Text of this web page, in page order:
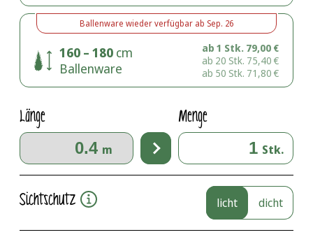
Ballenware wieder verfügbar ab Sep. 26
160 – 180 cm
Ballenware
ab 1 Stk. 79,00 €
ab 20 Stk. 75,40 €
ab 50 Stk. 71,80 €
Länge
m
Menge
Stk.
Sichtschutz licht dicht